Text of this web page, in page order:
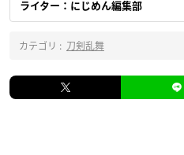
ライター：にじめん編集部
カテゴリ : 刀剣乱舞